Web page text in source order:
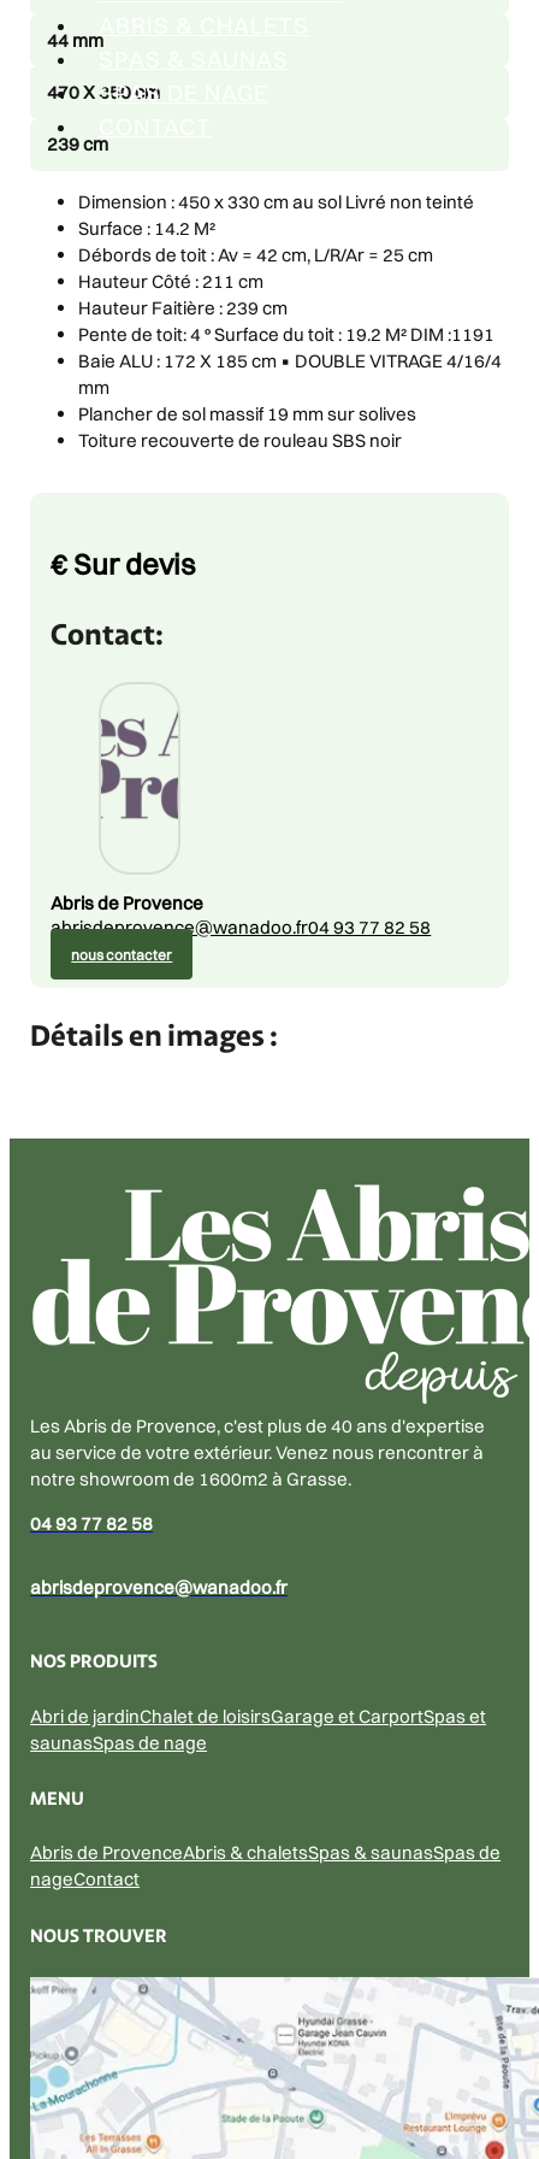
SPAS DE NAGE
44 mm
470 X 350 cm
239 cm
Dimension : 450 x 330 cm au sol Livré non teinté
Surface : 14.2 M²
Débords de toit : Av = 42 cm, L/R/Ar = 25 cm
Hauteur Côté : 211 cm
Hauteur Faitière : 239 cm
Pente de toit: 4 ° Surface du toit : 19.2 M² DIM :1191
Baie ALU : 172 X 185 cm ▪ DOUBLE VITRAGE 4/16/4
mm
Plancher de sol massif 19 mm sur solives
Toiture recouverte de rouleau SBS noir
Price
€Sur devis
Contact:
Abris de Provence
abrisdeprovence@wanadoo.fr04 93 77 82 58
nous contacter
Détails en images :
Les Abris de Provence, c'est plus de 40 ans d'expertise
au service de votre extérieur. Venez nous rencontrer à
notre showroom de 1600m2 à Grasse.
04 93 77 82 58
abrisdeprovence@wanadoo.fr
NOS PRODUITS
Abri de jardinChalet de loisirsGarage et CarportSpas et
saunasSpas de nage
MENU
Abris de ProvenceAbris & chaletsSpas & saunasSpas de
nageContact
NOUS TROUVER